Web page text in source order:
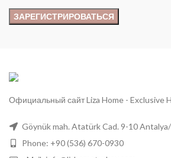
Официальный сайт Liza Home - Exclusive
Göynük mah. Atatürk Cad. 9-10
Phone: +90 (536) 670-0930